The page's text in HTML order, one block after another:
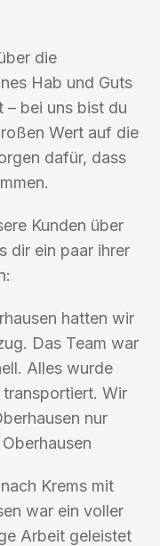
die
Hab und Guts
– bei uns bist du
Wert auf die
dafür, dass
Kunden über
dir ein paar ihrer
hatten wir
Das Team war
Alles wurde
Wir
nur
Krems mit
war ein voller
Arbeit geleistet